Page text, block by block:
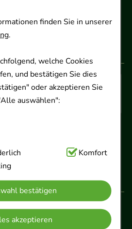
finden Sie in unserer
.
welche Cookies
und bestätigen Sie dies
oder akzeptieren Sie
auswählen":
Hierbei handelt es sich um
unserer
(z.B. Navigation,
weshalb auf diese nicht
Komfort
bestätigen
akzeptieren
bis 17.00 Uhr